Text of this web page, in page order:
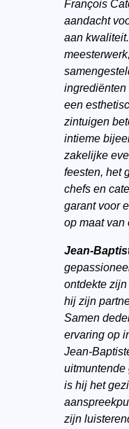
François
aandacht
aan
ingrediënten
een
zintuigen
intieme
zakelijke
feesten, het
chefs en
garant voor
op maat van
Jean-
ontdekte
hij zijn
Samen
ervaring op
Jean-
uitmuntende
is hij het
zijn